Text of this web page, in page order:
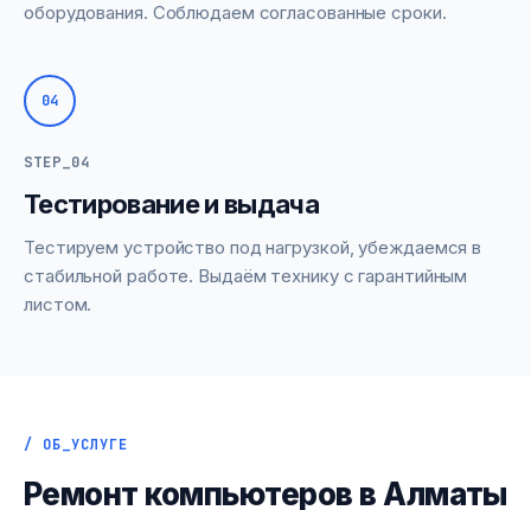
оборудования. Соблюдаем согласованные сроки.
04
STEP_04
Тестирование и выдача
Тестируем устройство под нагрузкой, убеждаемся в
стабильной работе. Выдаём технику с гарантийным
листом.
/ ОБ_УСЛУГЕ
Ремонт компьютеров в Алматы